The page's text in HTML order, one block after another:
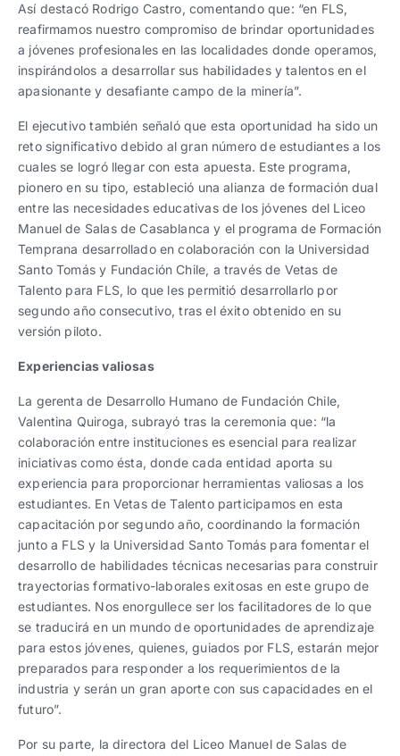
Así destacó Rodrigo Castro, comentando que: “en FLS,
reafirmamos nuestro compromiso de brindar oportunidades
a jóvenes profesionales en las localidades donde operamos,
inspirándolos a desarrollar sus habilidades y talentos en el
apasionante y desafiante campo de la minería”.
El ejecutivo también señaló que esta oportunidad ha sido un
reto significativo debido al gran número de estudiantes a los
cuales se logró llegar con esta apuesta. Este programa,
pionero en su tipo, estableció una alianza de formación dual
entre las necesidades educativas de los jóvenes del Liceo
Manuel de Salas de Casablanca y el programa de Formación
Temprana desarrollado en colaboración con la Universidad
Santo Tomás y Fundación Chile, a través de Vetas de
Talento para FLS, lo que les permitió desarrollarlo por
segundo año consecutivo, tras el éxito obtenido en su
versión piloto.
Experiencias valiosas
La gerenta de Desarrollo Humano de Fundación Chile,
Valentina Quiroga, subrayó tras la ceremonia que: “la
colaboración entre instituciones es esencial para realizar
iniciativas como ésta, donde cada entidad aporta su
experiencia para proporcionar herramientas valiosas a los
estudiantes. En Vetas de Talento participamos en esta
capacitación por segundo año, coordinando la formación
junto a FLS y la Universidad Santo Tomás para fomentar el
desarrollo de habilidades técnicas necesarias para construir
trayectorias formativo-laborales exitosas en este grupo de
estudiantes. Nos enorgullece ser los facilitadores de lo que
se traducirá en un mundo de oportunidades de aprendizaje
para estos jóvenes, quienes, guiados por FLS, estarán mejor
preparados para responder a los requerimientos de la
industria y serán un gran aporte con sus capacidades en el
futuro”.
Por su parte, la directora del Liceo Manuel de Salas de